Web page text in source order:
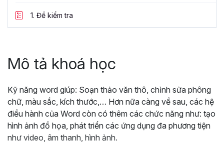
1. Đề kiểm tra
Mô tả khoá học
Kỹ năng word giúp: Soạn thảo văn thô, chỉnh sửa phông
chữ, màu sắc, kích thước,… Hơn nữa càng về sau, các hệ
điều hành của Word còn có thêm các chức năng như: tạo
hình ảnh đồ họa, phát triển các ứng dụng đa phương tiện
như video, âm thanh, hình ảnh.